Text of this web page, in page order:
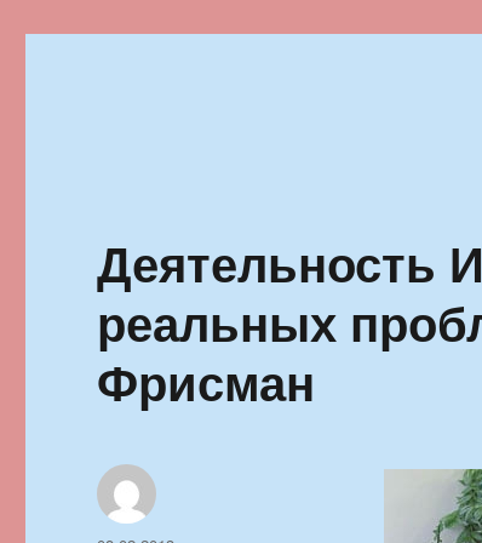
Деятельность
реальных
Фрисман